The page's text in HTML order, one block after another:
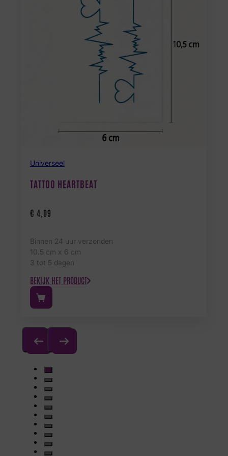
Universeel
TATTOO HEARTBEAT
€ 4,09
Binnen 24 uur verzonden
10.5 cm x 6 cm
3 tot 5 dagen
BEKIJK HET PRODUCT